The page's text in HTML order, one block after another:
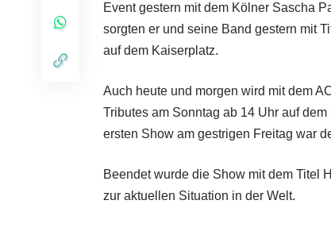
Event gestern mit dem Kölner Sascha
sorgten er und seine Band gestern mit
auf dem Kaiserplatz.
Auch heute und morgen wird mit dem
Tributes am Sonntag ab 14 Uhr auf
ersten Show am gestrigen Freitag war
Beendet wurde die Show mit dem Titel
zur aktuellen Situation in der Welt.